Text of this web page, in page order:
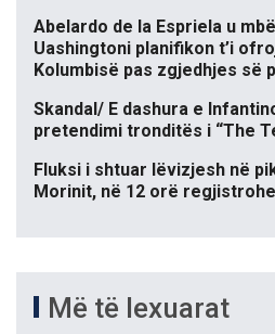
Abelardo de la Espriela u
Uashingtoni planifikon t’i
Kolumbisë pas zgjedhjes së
Skandal/ E dashura e
pretendimi tronditës i “The
Fluksi i shtuar lëvizjesh në
Morinit, në 12 orë
Më të lexuarat